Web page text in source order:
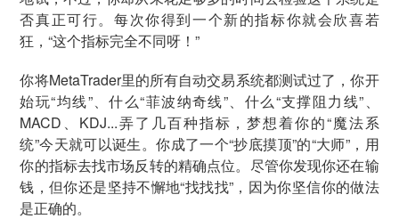
否真正可行。每次你得到一个新的指标你就会欣喜若
狂，“这个指标完全不同呀！”
你将MetaTrader里的所有自动交易系统都测试过了，你开
始玩“均线”、什么“菲波纳奇线”、什么“支撑阻力线”、
MACD、KDJ...弄了几百种指标，梦想着你的“魔法系
统”今天就可以诞生。你成了一个“抄底摸顶”的“大师”，用
你的指标去找市场反转的精确点位。尽管你发现你还在输
钱，但你还是坚持不懈地“找找找”，因为你坚信你的做法
是正确的。